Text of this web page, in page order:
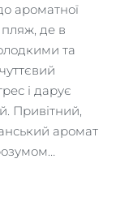
ароматної
де в
та
і дарує
Привітний,
аромат